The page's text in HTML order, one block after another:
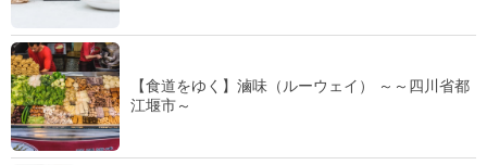
【食道をゆく】滷味（ルーウェイ） ～～四川省都
江堰市～